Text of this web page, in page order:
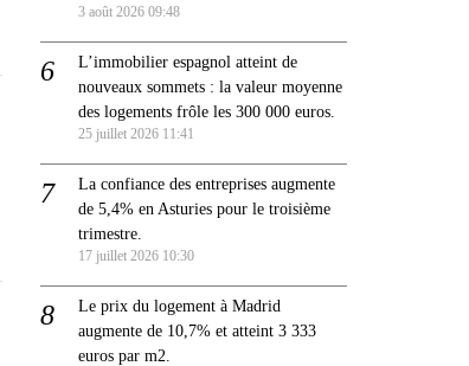
3 août 2026 09:48
L’immobilier espagnol atteint de
nouveaux sommets : la valeur moyenne
des logements frôle les 300 000 euros.
25 juillet 2026 11:41
La confiance des entreprises augmente
de 5,4% en Asturies pour le troisième
trimestre.
17 juillet 2026 10:30
Le prix du logement à Madrid
augmente de 10,7% et atteint 3 333
euros par m2.